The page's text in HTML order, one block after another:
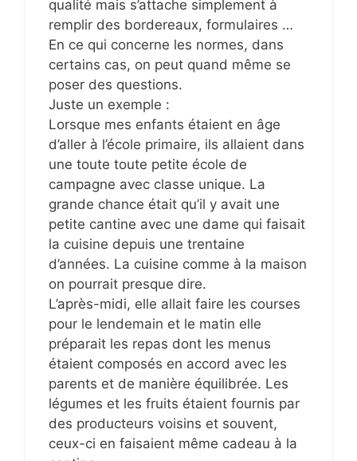
qualité mais s’attache simplement à
remplir des bordereaux, formulaires …
En ce qui concerne les normes, dans
certains cas, on peut quand même se
poser des questions.
Juste un exemple :
Lorsque mes enfants étaient en âge
d’aller à l’école primaire, ils allaient dans
une toute toute petite école de
campagne avec classe unique. La
grande chance était qu’il y avait une
petite cantine avec une dame qui faisait
la cuisine depuis une trentaine
d’années. La cuisine comme à la maison
on pourrait presque dire.
L’après-midi, elle allait faire les courses
pour le lendemain et le matin elle
préparait les repas dont les menus
étaient composés en accord avec les
parents et de manière équilibrée. Les
légumes et les fruits étaient fournis par
des producteurs voisins et souvent,
ceux-ci en faisaient même cadeau à la